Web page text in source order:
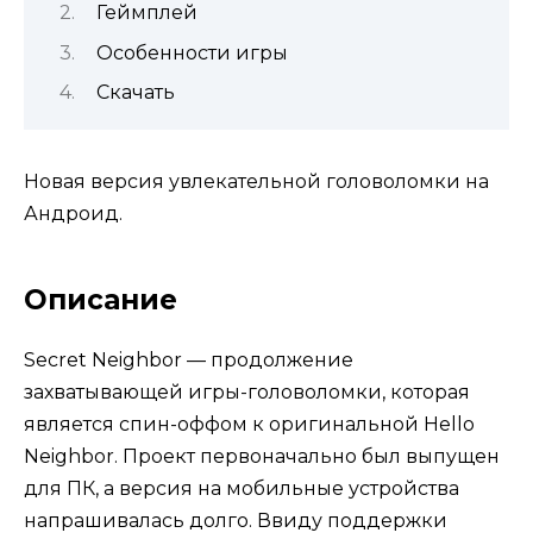
Геймплей
Особенности игры
Скачать
Новая версия увлекательной головоломки на
Андроид.
Описание
Secret Neighbor — продолжение
захватывающей игры-головоломки, которая
является спин-оффом к оригинальной Hello
Neighbor. Проект первоначально был выпущен
для ПК, а версия на мобильные устройства
напрашивалась долго. Ввиду поддержки